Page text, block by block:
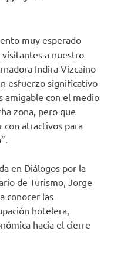
muy esperado
a nuestro
Indira Vizcaíno
esfuerzo significativo
amigable con el medio
zona, pero que
atractivos para
en Diálogos por la
de Turismo, Jorge
conocer las
hotelera,
hacia el cierre